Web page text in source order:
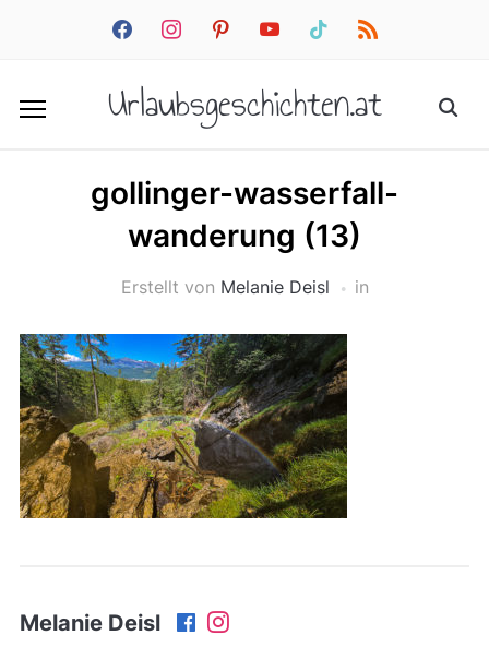
facebookinstagrampinterestyoutube tiktok rss
Urlaubsgeschichten.at
gollinger-wasserfall-
wanderung (13)
Erstellt von Melanie Deisl in
Melanie Deisl